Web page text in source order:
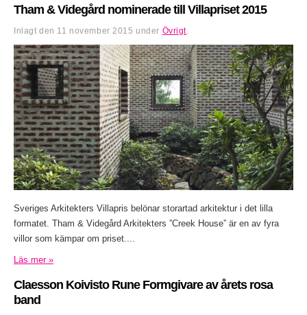
Tham & Videgård nominerade till Villapriset 2015
Inlagt den 11 november 2015 under Övrigt
Sveriges Arkitekters Villapris belönar storartad arkitektur i det lilla
formatet. Tham & Videgård Arkitekters ”Creek House” är en av fyra
villor som kämpar om priset....
Läs mer »
Claesson Koivisto Rune Formgivare av årets rosa
band